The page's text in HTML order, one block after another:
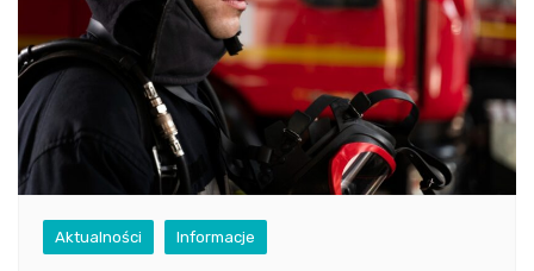
Aktualności Informacje